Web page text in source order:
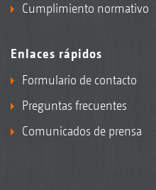
Cumplimiento normativo
Enlaces rápidos
Formulario de contacto
Preguntas frecuentes
Comunicados de prensa